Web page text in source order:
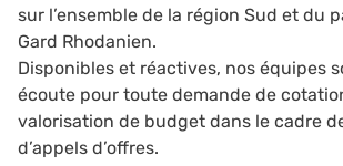
sur l’ensemble de la région Sud et du
Gard Rhodanien.
Disponibles et réactives, nos équipes
écoute pour toute demande de
valorisation de budget dans le cadre
d’appels d’offres.